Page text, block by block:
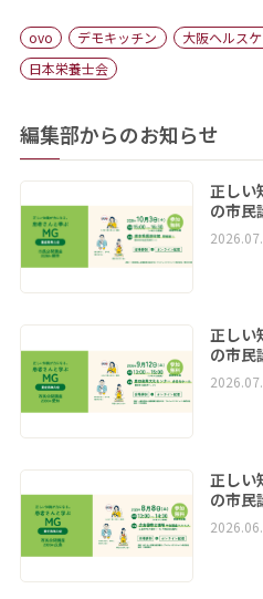
ovo デモキッチン 大阪ヘルス
日本栄養士会
編集部からのお知らせ
正し
の市民
正しい
の市民
正し
の市民